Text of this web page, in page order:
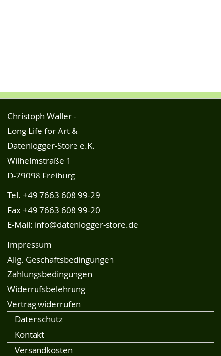
Christoph Waller -
Long Life for Art &
Datenlogger-Store e.K.
Wilhelmstraße 1
D-79098 Freiburg
Tel. +49 7663 608 99-29
Fax +49 7663 608 99-20
E-Mail: info@datenlogger-store.de
Impressum
Allg. Geschäftsbedingungen
Zahlungsbedingungen
Widerrufsbelehrung
Vertrag widerrufen
Datenschutz
Kontakt
Versandkosten